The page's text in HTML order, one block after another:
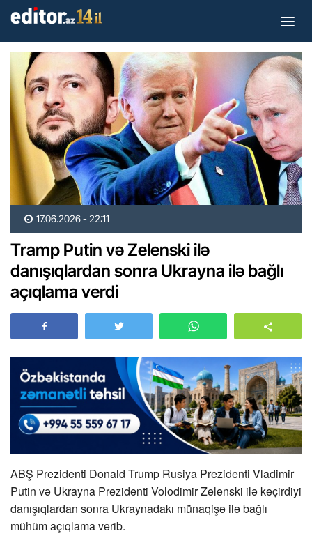
17.06.2026 - 22:11
Tramp Putin və Zelenski ilə
danışıqlardan sonra Ukrayna ilə bağlı
açıqlama verdi
ABŞ Prezidenti Donald Trump Rusiya Prezidenti Vladimir
Putin və Ukrayna Prezidenti Volodimir Zelenski ilə keçirdiyi
danışıqlardan sonra Ukraynadakı münaqişə ilə bağlı
mühüm açıqlama verib.